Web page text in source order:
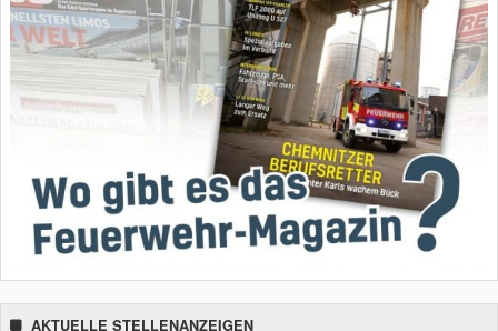
AKTUELLE STELLENANZEIGEN